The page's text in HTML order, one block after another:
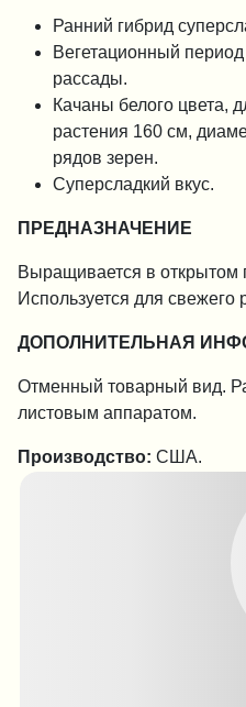
Ранний гибрид
Вегетационный
рассады.
Качаны белого цвета,
растения 160 см,
рядов зерен.
Суперсладкий вкус.
ПРЕДНАЗНАЧЕНИЕ
Выращивается в открытом
Используется для свежего
ДОПОЛНИТЕЛЬНАЯ
Отменный товарный вид.
листовым аппаратом.
Производство: США.